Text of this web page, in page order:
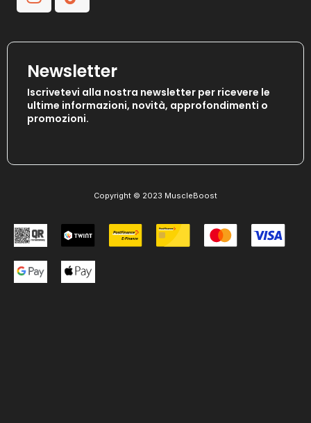
Newsletter
Iscrivetevi alla nostra newsletter per ricevere le
ultime informazioni, novità, approfondimenti o
promozioni.
Copyright © 2023 MuscleBoost